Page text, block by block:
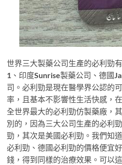
世界三大製藥公司生產的必利勁
1、印度Sunrise製藥公司、德國
司。必利勁是現在醫學界公認的
率，且基本不影響性生活快感，
全世界最大的必利勁仿製藥廠，
別的，因為三大公司生產的必利
勁，其次是美國必利勁。我們知
必利勁、德國必利勁的價格便宜
錢，得到同樣的治療效果。可以